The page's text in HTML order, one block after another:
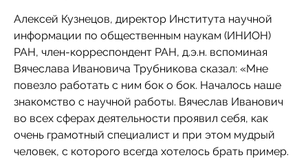
Алексей Кузнецов, директор Института научной
информации по общественным наукам (ИНИОН)
РАН, член-корреспондент РАН, д.э.н. вспоминая
Вячеслава Ивановича Трубникова сказал: «Мне
повезло работать с ним бок о бок. Началось наше
знакомство с научной работы. Вячеслав Иванович
во всех сферах деятельности проявил себя, как
очень грамотный специалист и при этом мудрый
человек, с которого всегда хотелось брать пример.